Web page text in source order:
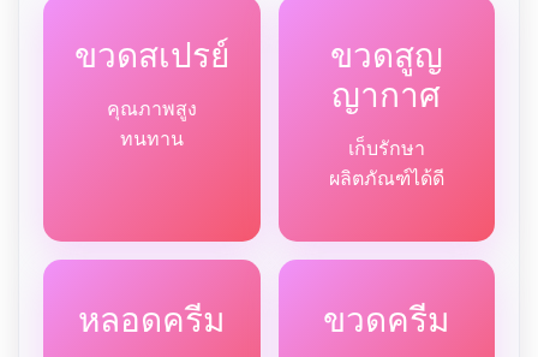
ขวดสเปรย์
คุณภาพสูง
ทนทาน
ขวดสูญ
ญากาศ
เก็บรักษา
ผลิตภัณฑ์ได้ดี
หลอดครีม ขวดครีม